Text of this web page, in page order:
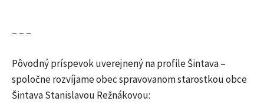
– – –
Pôvodný príspevok uverejnený na profile Šintava –
spoločne rozvíjame obec spravovanom starostkou obce
Šintava Stanislavou Režnákovou: